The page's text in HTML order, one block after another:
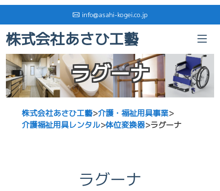
株式会社あさひ工藝
ラグーナ
株式会社あさひ工藝>介護・福祉用具事業>
介護福祉用具レンタル>体位変換器>ラグーナ
ラグーナ